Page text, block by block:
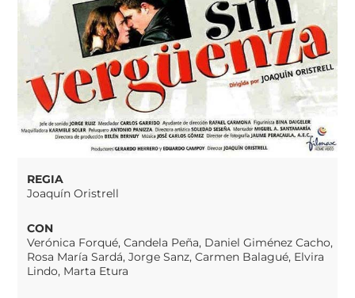
REGIA
Joaquín Oristrell
CON
Verónica Forqué, Candela Peña, Daniel Giménez Cacho,
Rosa María Sardá, Jorge Sanz, Carmen Balagué, Elvira
Lindo, Marta Etura